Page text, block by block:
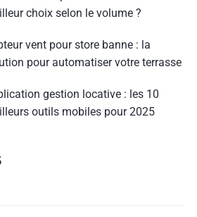
choix selon le volume ?
vent pour store banne : la
pour automatiser votre terrasse
gestion locative : les 10
outils mobiles pour 2025